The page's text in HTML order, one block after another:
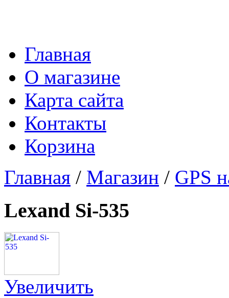
Главная
О магазине
Карта сайта
Контакты
Корзина
Главная / Магазин / GPS
Lexand Si-535
Увеличить